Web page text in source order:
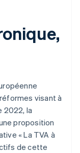
visant à
2022, la
proposition
« La TVA à
de cette